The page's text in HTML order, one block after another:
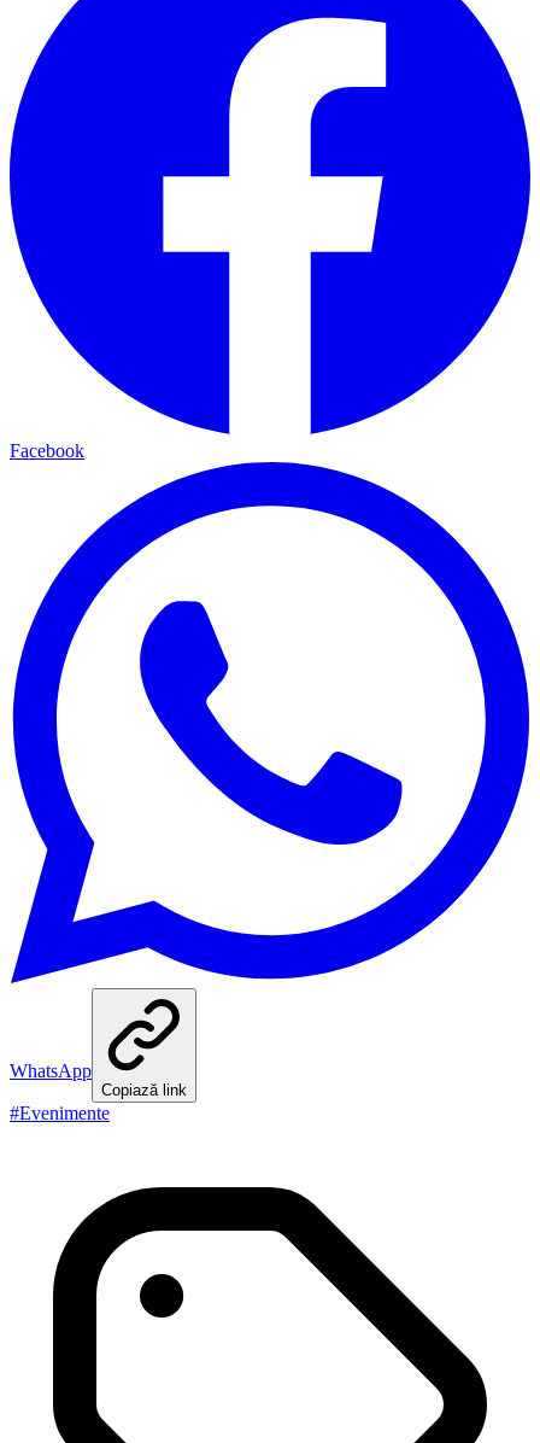
Facebook
WhatsApp
Copiază link
#Evenimente